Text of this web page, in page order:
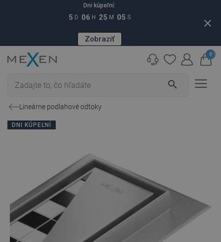
Dni kúpeľní:
5 D 06 H 25 M 04 S
Zobraziť
close
search
0
Lineárne podlahové odtoky
DNI KÚPEĽNÍ